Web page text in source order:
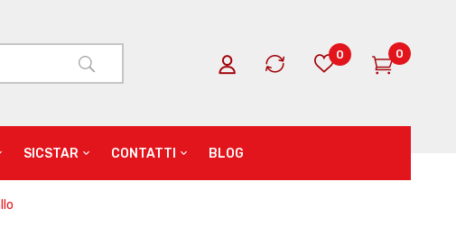
0 0
SICSTAR CONTATTI BLOG